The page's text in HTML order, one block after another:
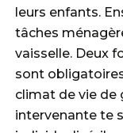
leurs enfants.
tâches
vaisselle. Deux
sont
climat de vie de
intervenante te